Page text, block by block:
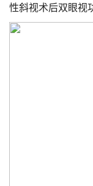
性斜视术后双眼视